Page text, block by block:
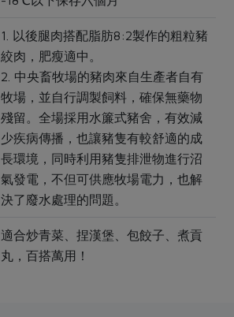
1. 以後腿肉搭配脂肪8:2製作的粗粒豬
絞肉，肥瘦適中。
2. 中央畜牧場的豬肉來自生產者自有
牧場，並自行調製飼料，確保無藥物
殘留。全場採用水簾式豬舍，有效減
少疾病傳播，也讓豬隻有較舒適的成
長環境，同時利用豬隻排泄物進行沼
氣發電，不但可供應牧場電力，也解
決了廢水處理的問題。
適合炒青菜、捏漢堡、包餃子、煮貢
丸，百搭萬用！